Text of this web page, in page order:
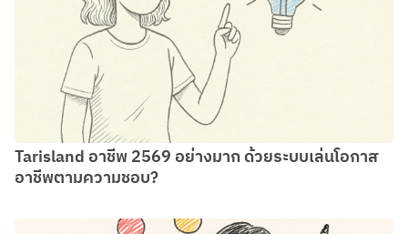
Tarisland อาชีพ 2569 อย่างมาก ด้วยระบบเล่นโอกาส
อาชีพตามความชอบ?